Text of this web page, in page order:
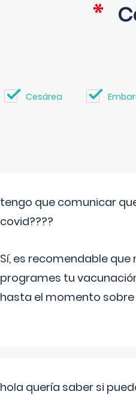
Cesárea
tengo que comunicar
covid????
Sí, es recomendable
programes tu
hasta el momento sobre
hola quería saber si